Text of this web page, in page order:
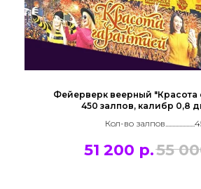
Фейерверк веерный "Красота
450 залпов, калибр 0,8
Кол-во
Высота
51 200 р.55